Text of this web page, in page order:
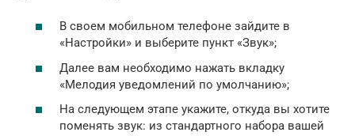
В своем мобильном телефоне зайдите в
«Настройки» и выберите пункт «Звук»;
Далее вам необходимо нажать вкладку
«Мелодия уведомлений по умолчанию»;
На следующем этапе укажите, откуда вы хотите
поменять звук: из стандартного набора вашей